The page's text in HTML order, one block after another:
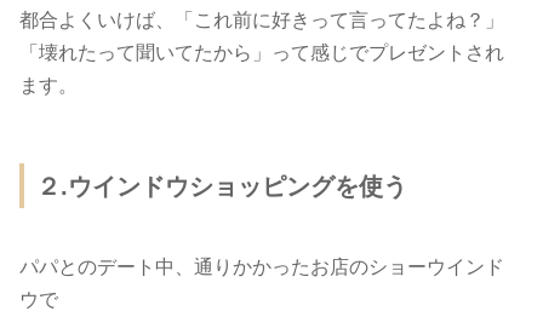
都合よくいけば、「これ前に好きって言ってたよね？」
「壊れたって聞いてたから」って感じでプレゼントされ
ます。
２.ウインドウショッピングを使う
パパとのデート中、通りかかったお店のショーウインド
ウで